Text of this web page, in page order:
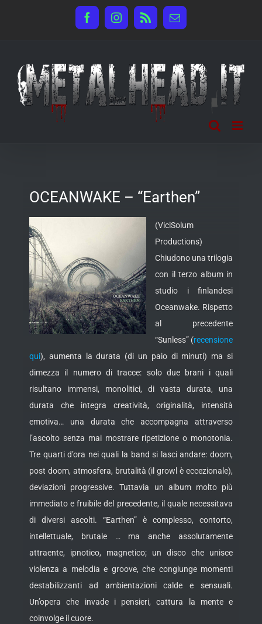
FacebookInstagram
Rss Email
OCEANWAKE – “Earthen”
(ViciSolum
Productions)
Chiudono una trilogia
con il terzo album in
studio i finlandesi
Oceanwake. Rispetto
al precedente
“Sunless” (recensione
qui), aumenta la durata (di un paio di minuti) ma si
dimezza il numero di tracce: solo due brani i quali
risultano immensi, monolitici, di vasta durata, una
durata che integra creatività, originalità, intensità
emotiva… una durata che accompagna attraverso
l’ascolto senza mai mostrare ripetizione o monotonia.
Tre quarti d’ora nei quali la band si lasci andare: doom,
post doom, atmosfera, brutalità (il growl è eccezionale),
deviazioni progressive. Tuttavia un album molto più
immediato e fruibile del precedente, il quale necessitava
di diversi ascolti. “Earthen” è complesso, contorto,
intellettuale, brutale … ma anche assolutamente
attraente, ipnotico, magnetico; un disco che unisce
violenza a melodia e groove, che congiunge momenti
destabilizzanti ad ambientazioni calde e sensuali.
Un’opera che invade i pensieri, cattura la mente e
coinvolge il cuore.